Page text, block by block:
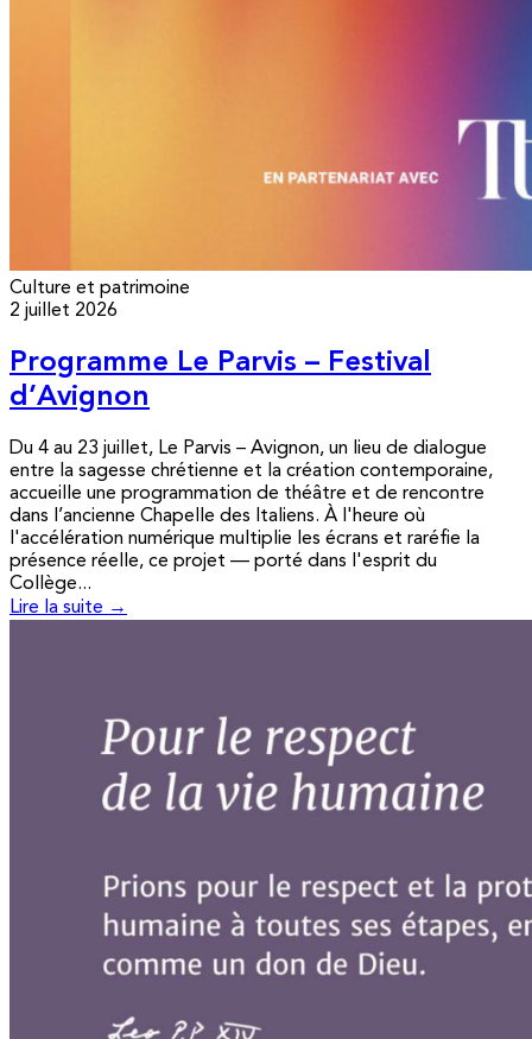
Culture et patrimoine
2 juillet 2026
Programme Le Parvis – Festival
d’Avignon
Du 4 au 23 juillet, Le Parvis – Avignon, un lieu de dialogue
entre la sagesse chrétienne et la création contemporaine,
accueille une programmation de théâtre et de rencontre
dans l’ancienne Chapelle des Italiens. À l'heure où
l'accélération numérique multiplie les écrans et raréfie la
présence réelle, ce projet — porté dans l'esprit du
Collège...
Lire la suite →